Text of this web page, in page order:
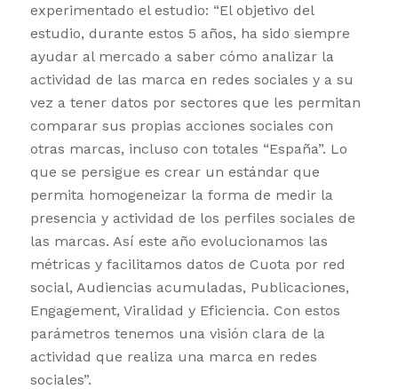
experimentado el estudio: “El objetivo del
estudio, durante estos 5 años, ha sido siempre
ayudar al mercado a saber cómo analizar la
actividad de las marca en redes sociales y a su
vez a tener datos por sectores que les permitan
comparar sus propias acciones sociales con
otras marcas, incluso con totales “España”. Lo
que se persigue es crear un estándar que
permita homogeneizar la forma de medir la
presencia y actividad de los perfiles sociales de
las marcas. Así este año evolucionamos las
métricas y facilitamos datos de Cuota por red
social, Audiencias acumuladas, Publicaciones,
Engagement, Viralidad y Eficiencia. Con estos
parámetros tenemos una visión clara de la
actividad que realiza una marca en redes
sociales”.